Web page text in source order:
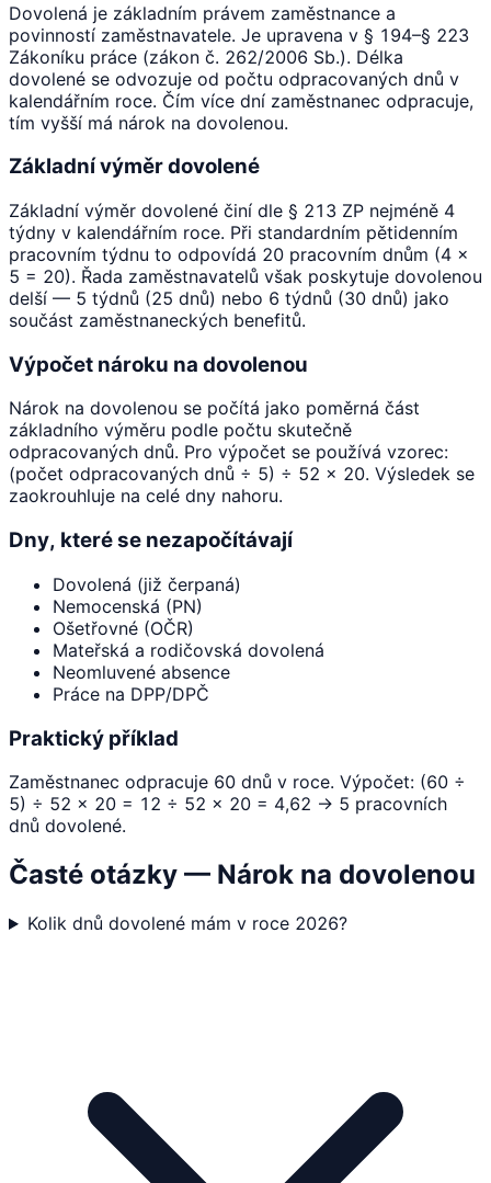
Dovolená je základním právem zaměstnance a
povinností zaměstnavatele. Je upravena v § 194–§ 223
Zákoníku práce (zákon č. 262/2006 Sb.). Délka
dovolené se odvozuje od počtu odpracovaných dnů v
kalendářním roce. Čím více dní zaměstnanec odpracuje,
tím vyšší má nárok na dovolenou.
Základní výměr dovolené
Základní výměr dovolené činí dle § 213 ZP nejméně 4
týdny v kalendářním roce. Při standardním pětidenním
pracovním týdnu to odpovídá 20 pracovním dnům (4 ×
5 = 20). Řada zaměstnavatelů však poskytuje dovolenou
delší — 5 týdnů (25 dnů) nebo 6 týdnů (30 dnů) jako
součást zaměstnaneckých benefitů.
Výpočet nároku na dovolenou
Nárok na dovolenou se počítá jako poměrná část
základního výměru podle počtu skutečně
odpracovaných dnů. Pro výpočet se používá vzorec:
(počet odpracovaných dnů ÷ 5) ÷ 52 × 20. Výsledek se
zaokrouhluje na celé dny nahoru.
Dny, které se nezapočítávají
Dovolená (již čerpaná)
Nemocenská (PN)
Ošetřovné (OČR)
Mateřská a rodičovská dovolená
Neomluvené absence
Práce na DPP/DPČ
Praktický příklad
Zaměstnanec odpracuje 60 dnů v roce. Výpočet: (60 ÷
5) ÷ 52 × 20 = 12 ÷ 52 × 20 = 4,62 → 5 pracovních
dnů dovolené.
Časté otázky — Nárok na dovolenou
Kolik dnů dovolené mám v roce 2026?